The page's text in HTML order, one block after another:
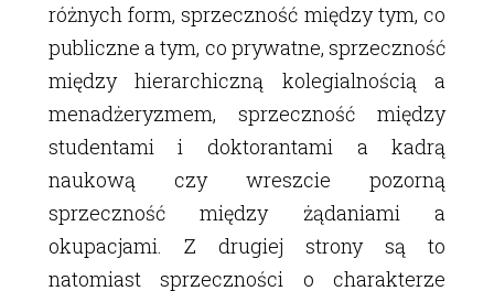
różnych form, sprzeczność między tym, co
publiczne a tym, co prywatne, sprzeczność
między hierarchiczną kolegialnością a
menadżeryzmem, sprzeczność między
studentami i doktorantami a kadrą
naukową czy wreszcie pozorną
sprzeczność między żądaniami a
okupacjami. Z drugiej strony są to
natomiast sprzeczności o charakterze